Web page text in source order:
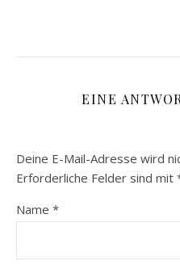
EINE
Deine E-Mail-Adresse wird
Erforderliche Felder sind mit
Name *